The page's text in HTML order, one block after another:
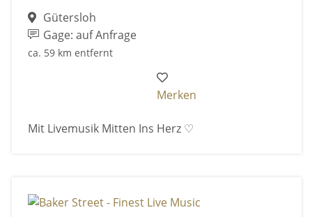
Gütersloh
Gage: auf Anfrage
ca. 59 km entfernt
Merken
Mit Livemusik Mitten Ins Herz ♡